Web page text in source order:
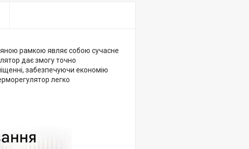
рамкою являє собою сучасне
дає змогу точно
забезпечуючи економію
легко